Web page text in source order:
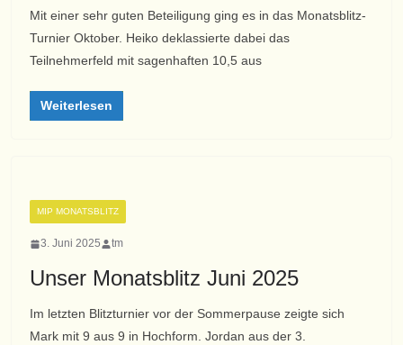
Mit einer sehr guten Beteiligung ging es in das Monatsblitz-
Turnier Oktober. Heiko deklassierte dabei das
Teilnehmerfeld mit sagenhaften 10,5 aus
Weiterlesen
MIP MONATSBLITZ
3. Juni 2025 tm
Unser Monatsblitz Juni 2025
Im letzten Blitzturnier vor der Sommerpause zeigte sich
Mark mit 9 aus 9 in Hochform. Jordan aus der 3.